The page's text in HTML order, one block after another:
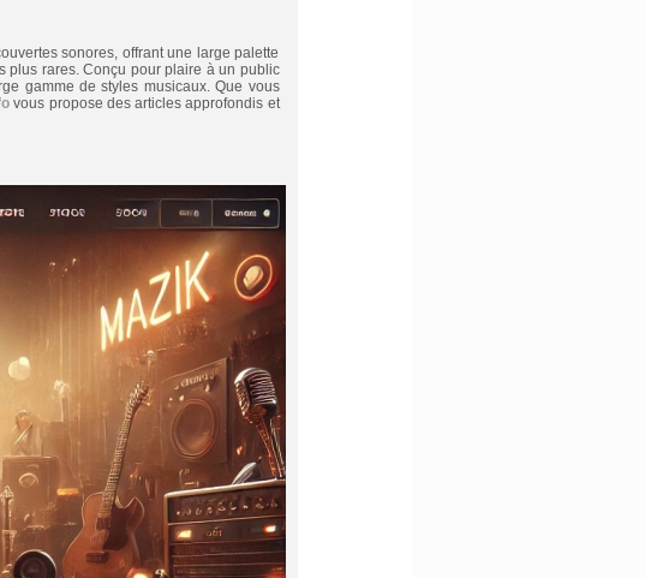
sonores, offrant une large palette
plus rares. Conçu pour plaire à un public
gamme de styles musicaux. Que vous
vous propose des articles approfondis et